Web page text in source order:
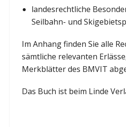
landesrechtliche
Seilbahn- und
Im Anhang finden Sie alle
sämtliche relevanten
Merkblätter des BMVIT
Das Buch ist beim Linde